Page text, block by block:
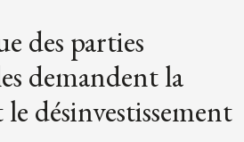
des parties
demandent la
désinvestissement